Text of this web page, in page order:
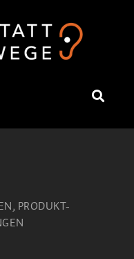
, PRODUKT-